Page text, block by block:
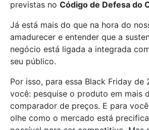
previstas no Código de Defesa do
Já está mais do que na hora do
amadurecer e entender que a
negócio está ligada a integrada
seu público.
Por isso, para essa Black Friday de
você: pesquise o produto em mais
comparador de preços. E para
olhe como o mercado está